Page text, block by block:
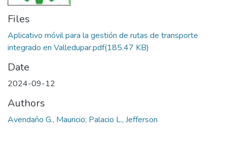
Files
Aplicativo móvil para la gestión de rutas de transporte
integrado en Valledupar.pdf(185.47 KB)
Date
2024-09-12
Authors
Avendaño G., Mauricio; Palacio L., Jefferson